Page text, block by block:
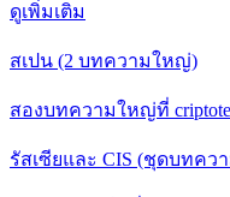
ดูเพิ่มเติม
สเปน (2 บทความใหญ่)
สองบทความใหญ่ที่
รัสเซียและ CIS (ชุดบทคว